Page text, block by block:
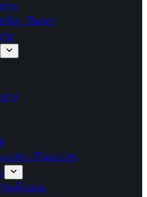
าง
นิก / ปีนเขา
ย
าง
GPS / รีโมท GPS
บเด็กอ่อน